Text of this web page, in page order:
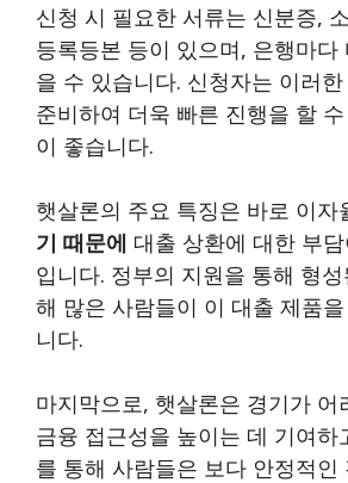
신청 시 필요한 서류는 신분증,
등록등본 등이 있으며, 은행마다
을 수 있습니다. 신청자는 이러
준비하여 더욱 빠른 진행을 할
이 좋습니다.
햇살론의 주요 특징은 바로 이자
기 때문에 대출 상환에 대한 부
입니다. 정부의 지원을 통해 형
해 많은 사람들이 이 대출 제품
니다.
마지막으로, 햇살론은 경기가 어
금융 접근성을 높이는 데 기여하
를 통해 사람들은 보다 안정적인